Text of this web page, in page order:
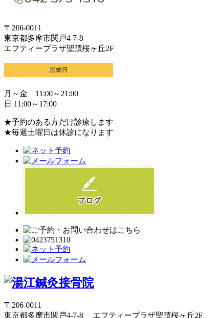
〒206-0011
東京都多摩市関戸4-7-8
エフティープラザ聖蹟桜ヶ丘2F
月～金 11:00～21:00
日 11:00～17:00
★予約のある方だけ診療します
★毎週土曜日は休診になります
〒206-0011
東京都多摩市関戸4-7-8 エフティープラザ聖蹟桜ヶ丘2F